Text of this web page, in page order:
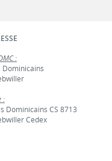
:
Dominicains
:
Dominicains CS 8713
Cedex